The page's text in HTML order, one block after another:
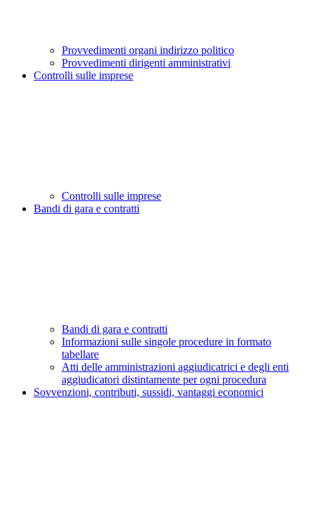
Provvedimenti organi indirizzo politico
Provvedimenti dirigenti amministrativi
Controlli sulle imprese
Controlli sulle imprese
Bandi di gara e contratti
Bandi di gara e contratti
Informazioni sulle singole procedure in formato
tabellare
Atti delle amministrazioni aggiudicatrici e degli enti
aggiudicatori distintamente per ogni procedura
Sovvenzioni, contributi, sussidi, vantaggi economici